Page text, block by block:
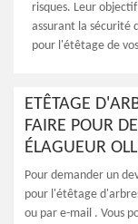
risques. Leur
assurant la sécurité
pour l'étêtage de
ETÊTAGE
FAIRE POUR
ÉLAGUEUR
Pour demander un
pour l'étêtage
ou par e-mail . Vous